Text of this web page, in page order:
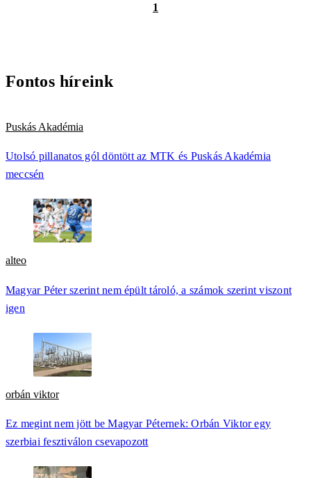
1
Fontos híreink
Puskás Akadémia
Utolsó pillanatos gól döntött az MTK és Puskás Akadémia
meccsén
alteo
Magyar Péter szerint nem épült tároló, a számok szerint viszont
igen
orbán viktor
Ez megint nem jött be Magyar Péternek: Orbán Viktor egy
szerbiai fesztiválon csevapozott